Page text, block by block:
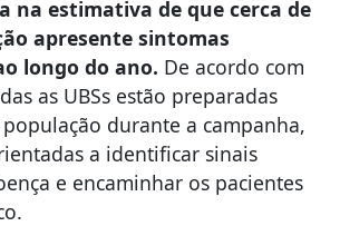
na estimativa de que cerca de
apresente sintomas
longo do ano. De acordo com
as UBSs estão preparadas
durante a campanha,
a identificar sinais
e encaminhar os pacientes